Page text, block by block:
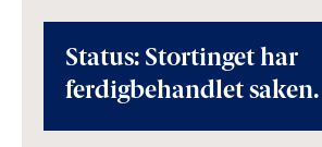
Status: Stortinget har
ferdigbehandlet saken.